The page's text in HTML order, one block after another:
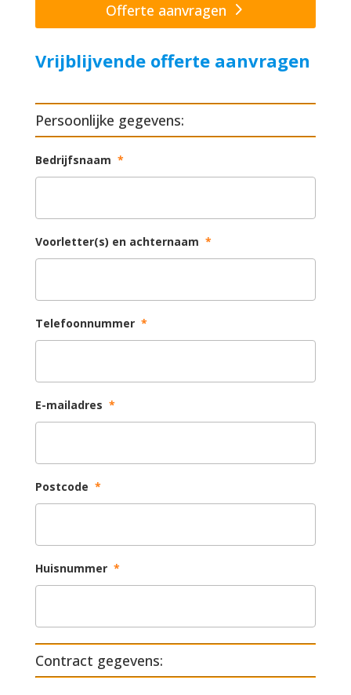
Offerte aanvragen
Vrijblijvende offerte aanvragen
Persoonlijke gegevens:
Bedrijfsnaam *
Voorletter(s) en achternaam *
Telefoonnummer *
E-mailadres *
Postcode *
Huisnummer *
Contract gegevens: